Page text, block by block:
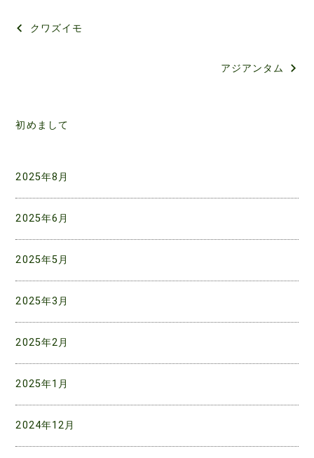
投
ゲ
シ
ョ
クワズイモ
アジアンタム
初めまして
2025年8月
2025年6月
2025年5月
2025年3月
2025年2月
2025年1月
2024年12月